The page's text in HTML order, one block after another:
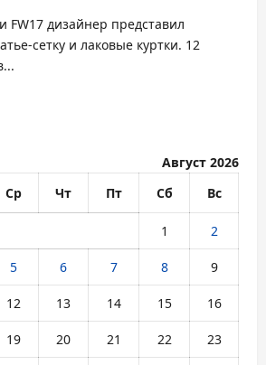
FW17 дизайнер представил
сетку и лаковые куртки. 12
Август 2026
Ср Чт Пт Сб Вс
1 2
5 6 7 8 9
12 13 14 15 16
19 20 21 22 23